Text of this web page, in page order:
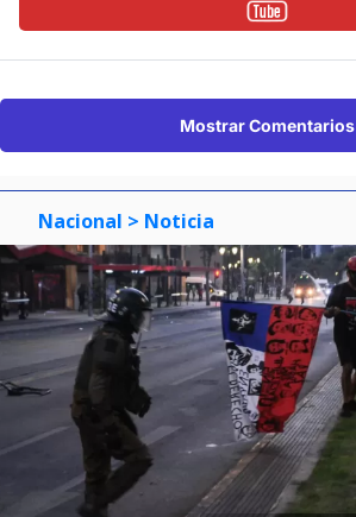
Mostrar Comentarios
Nacional > Noticia